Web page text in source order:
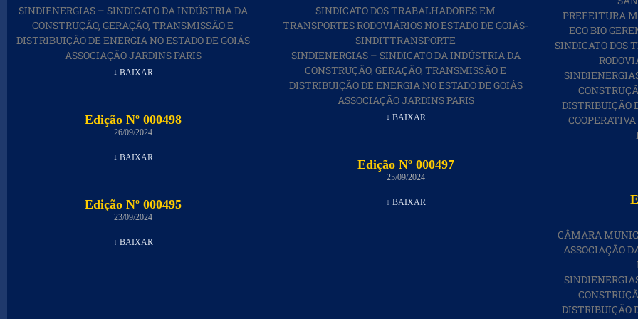
PREFEITURA
ECO BIO
SINDICATO DOS
DISTRIBUIÇÃO
SINDIENERGIAS – SINDICATO DA INDÚSTRIA DA
CONSTRUÇÃO, GERAÇÃO, TRANSMISSÃO E
DISTRIBUIÇÃO DE ENERGIA NO ESTADO DE GOIÁS
ASSOCIAÇÃO JARDINS PARIS
↓ BAIXAR
SINDICATO DOS TRABALHADORES EM
TRANSPORTES RODOVIÁRIOS NO ESTADO DE GOIÁS-
SINDITTRANSPORTE
SINDIENERGIAS – SINDICATO DA INDÚSTRIA DA
CONSTRUÇÃO, GERAÇÃO, TRANSMISSÃO E
DISTRIBUIÇÃO DE ENERGIA NO ESTADO DE GOIÁS
ASSOCIAÇÃO JARDINS PARIS
↓ BAIXAR
CÂMARA
ASSOCIAÇÃO
DISTRIBUIÇÃO
Edição Nº 000498
26/09/2024
↓ BAIXAR Edição Nº 000497
25/09/2024
↓ BAIXAR
Edição Nº 000495
23/09/2024
↓ BAIXAR